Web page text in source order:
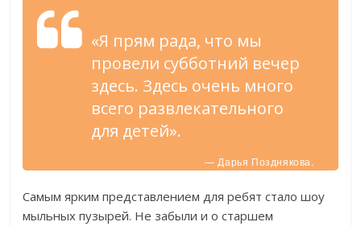
«Я прям рада, что мы
провели субботний вечер
здесь. Здесь очень много
всего развлекательного
для детей».
— Дарья Позднякова.
Самым ярким представлением для ребят стало шоу
мыльных пузырей. Не забыли и о старшем